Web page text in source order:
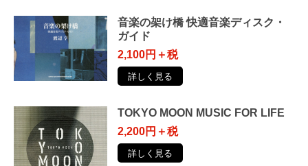
音楽の架け橋 快適音楽ディスク・
ガイド
2,100円＋税
詳しく見る
TOKYO MOON MUSIC FOR LIFE
2,200円＋税
詳しく見る